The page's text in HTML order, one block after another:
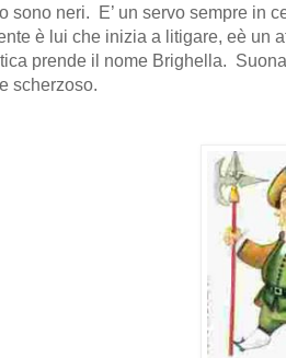
sono neri. E’ un servo sempre in
è lui che inizia a litigare, eè un
prende il nome Brighella.
scherzoso.